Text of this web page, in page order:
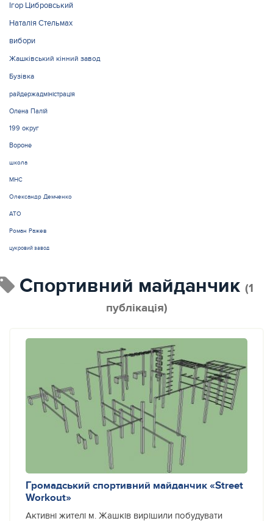
Ігор Цибровський
Наталія Стельмах
вибори
Жашківський кінний завод
Бузівка
райдержадміністрація
Олена Палій
199 округ
Вороне
школа
МНС
Олександр Демченко
АТО
Роман Ражев
цукровий завод
спортивний майданчик (1
публікація)
Громадський спортивний майданчик «Street
Workout»
Активні жителі м. Жашків вирішили побудувати